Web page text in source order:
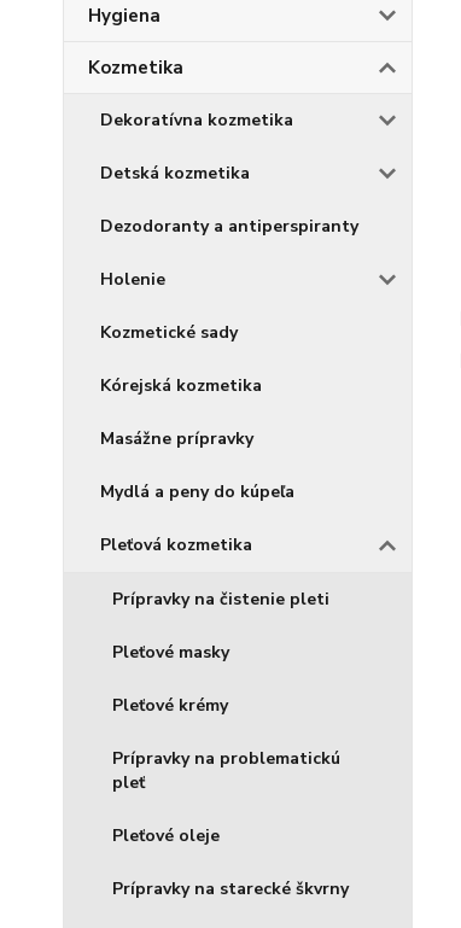
Hygiena
Kozmetika
Dekoratívna kozmetika
Detská kozmetika
Dezodoranty a antiperspiranty
Holenie
Kozmetické sady
Kórejská kozmetika
Masážne prípravky
Mydlá a peny do kúpeľa
Pleťová kozmetika
Prípravky na čistenie pleti
Pleťové masky
Pleťové krémy
Prípravky na problematickú
pleť
Pleťové oleje
Prípravky na starecké škvrny